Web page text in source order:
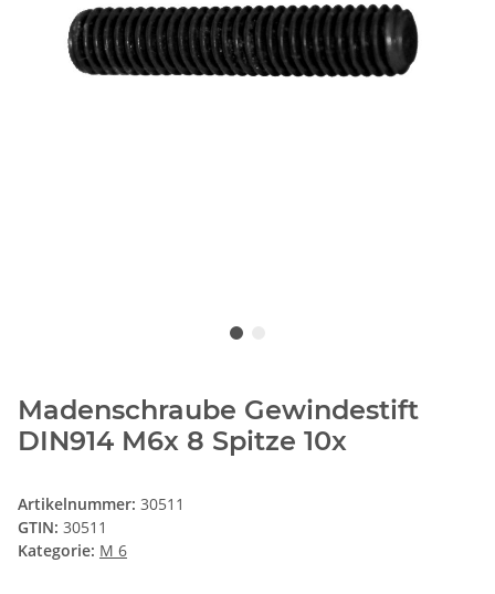
Madenschraube Gewindestift
DIN914 M6x 8 Spitze 10x
Artikelnummer: 30511
GTIN: 30511
Kategorie: M 6